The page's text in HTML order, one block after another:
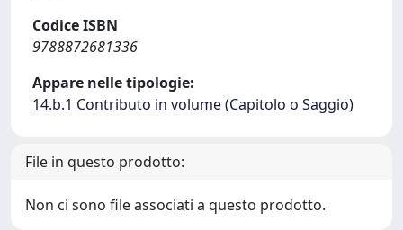
Codice ISBN
9788872681336
Appare nelle tipologie:
14.b.1 Contributo in volume (Capitolo o Saggio)
File in questo prodotto:
Non ci sono file associati a questo prodotto.